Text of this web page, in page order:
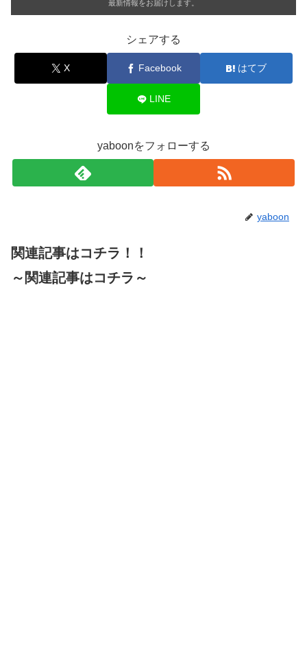
最新情報をお届けします。
シェアする
X Facebook はてブ
LINE
yaboonをフォローする
yaboon
関連記事はコチラ！！
～関連記事はコチラ～